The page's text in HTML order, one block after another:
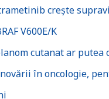
crește
V600E/K
cutanat ar putea
în oncologie,